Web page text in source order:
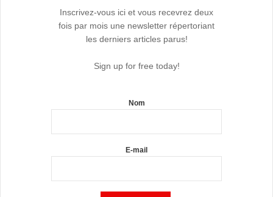
Inscrivez-vous ici et vous recevrez deux
fois par mois une newsletter répertoriant
les derniers articles parus!
Sign up for free today!
Nom
E-mail